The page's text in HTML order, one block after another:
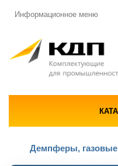
Информационное меню
Демпферы,